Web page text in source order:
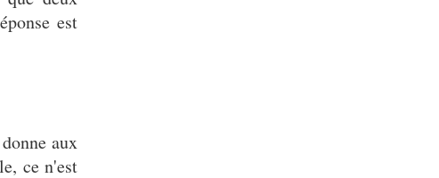
est
aux
ce n'est